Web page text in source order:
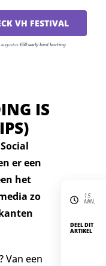
VH FESTIVAL
augustus€50 early bird korting
IS
er een
het
zo
Van een
15
MIN.
DEEL DIT
ARTIKEL